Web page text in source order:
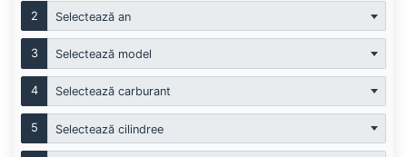
2 Selectează an
3 Selectează model
4 Selectează carburant
5 Selectează cilindree